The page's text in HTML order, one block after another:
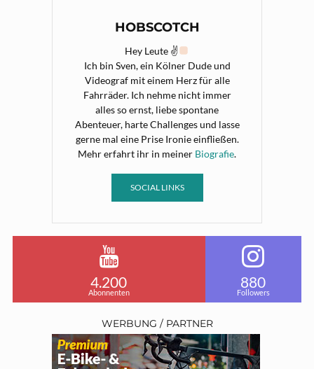
HOBSCOTCH
Hey Leute ✌
Ich bin Sven, ein Kölner Dude und
Videograf mit einem Herz für alle
Fahrräder. Ich nehme nicht immer
alles so ernst, liebe spontane
Abenteuer, harte Challenges und lasse
gerne mal eine Prise Ironie einfließen.
Mehr erfahrt ihr in meiner Biografie.
SOCIAL LINKS
4.200
Abonnenten
880
Followers
WERBUNG / PARTNER